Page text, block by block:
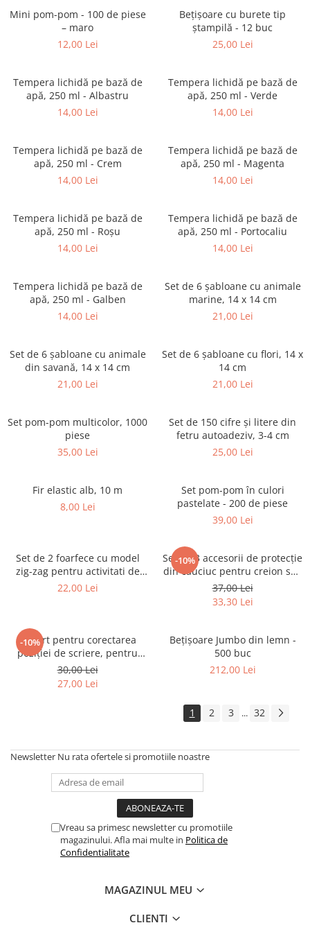
Puzzle-uri progresive
Puzzle-uri stratificate
Instrumente si accesorii pentru
Lucru manual
Cusut si tricotaj
Suport pentru decor
Modelaj
Pictura pe numere
Seturi de creatie
Tablouri diamonds
pentru copii
Jocuri de societate pentru copii
Jocuri matematice
Jocuri pentru stimularea
senzoriala
Stimulare olfactiva si gustativa
Stimulare tactila
Mini pom-pom - 100 de piese
– maro
12,00 Lei
Bețișoare cu burete tip
ștampilă - 12 buc
25,00 Lei
Tempera lichidă pe bază de
apă, 250 ml - Albastru
14,00 Lei
Tempera lichidă pe bază de
apă, 250 ml - Verde
14,00 Lei
Tempera lichidă pe bază de
apă, 250 ml - Crem
14,00 Lei
Tempera lichidă pe bază de
apă, 250 ml - Magenta
14,00 Lei
Tempera lichidă pe bază de
apă, 250 ml - Roșu
14,00 Lei
Tempera lichidă pe bază de
apă, 250 ml - Portocaliu
14,00 Lei
Tempera lichidă pe bază de
apă, 250 ml - Galben
14,00 Lei
Set de 6 șabloane cu animale
marine, 14 x 14 cm
21,00 Lei
Set de 6 șabloane cu animale
din savană, 14 x 14 cm
21,00 Lei
Set de 6 șabloane cu flori, 14 x
14 cm
21,00 Lei
Set pom-pom multicolor, 1000
piese
35,00 Lei
Set de 150 cifre și litere din
fetru autoadeziv, 3-4 cm
25,00 Lei
Fir elastic alb, 10 m
8,00 Lei
Set pom-pom în culori
pastelate - 200 de piese
39,00 Lei
Set de 2 foarfece cu model
zig-zag pentru activitati de
arta si creatie
22,00 Lei
-10%
Set de 3 accesorii de protecție
din cauciuc pentru creion sau
pix
37,00 Lei
33,30 Lei
-10%
Suport pentru corectarea
poziției de scriere, pentru
creion/pix
30,00 Lei
27,00 Lei
Bețișoare Jumbo din lemn -
500 buc
212,00 Lei
1 2 3 ... 32
Newsletter Nu rata ofertele si promotiile noastre
Vreau sa primesc newsletter cu promotiile
magazinului. Afla mai multe in Politica de
Confidentialitate
MAGAZINUL MEU
CLIENTI